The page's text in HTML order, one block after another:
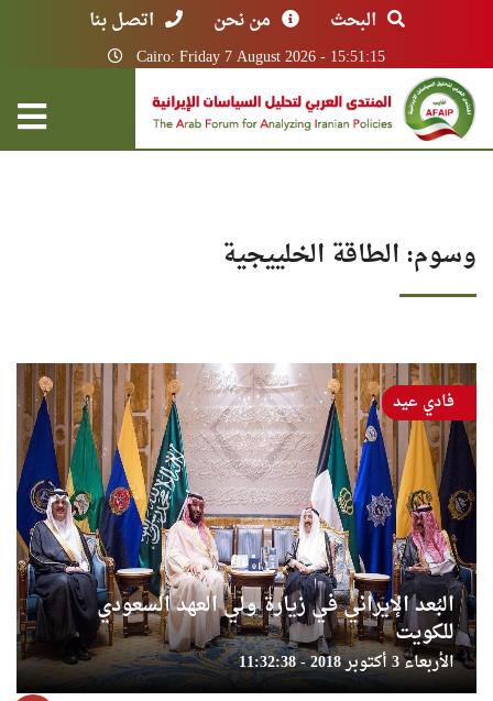
البحث من نحن اتصل بنا
Cairo: Friday 7 August 2026 - 15:51:15
وسوم: الطاقة الخلييجية
البُعد الإيراني في زيارة ولي العهد السعودي
للكويت
الأربعاء 3 أكتوبر 2018 - 11:32:38
فادي عيد